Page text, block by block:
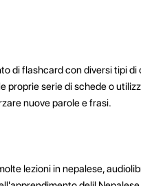
di flashcard con diversi tipi di
proprie serie di schede o
nuove parole e frasi.
lezioni in nepalese,